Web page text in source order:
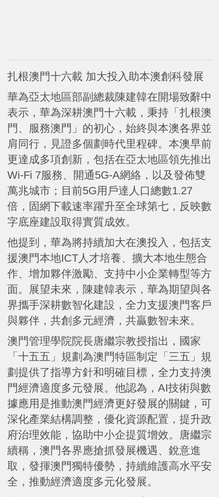
扎根澳門十六載 加大投入助本澳創科發展
華為亞太地區部副總裁陳建韓在開場致辭中
表示，華為深耕澳門十六載，秉持「扎根澳
門、服務澳門」的初心，始終與本澳各界並
肩同行，見證多個劃時代里程碑。本澳早前
更達成多項創新，包括在亞太地區領先推出
Wi-Fi 7服務、開通5G-A網絡，以及發佈雙
萬兆城市；目前5G用戶達人口總數1.27
倍，固網下載速率躍升至全球第七，反映數
字底座建設取得實質成效。
他提到，華為將持續加大在澳投入，包括支
援澳門本地ICT人才培養、擴大本地生態合
作、增加夥伴激勵、支持中小企業轉型等方
面。展望未來，陳建韓表示，華為期望與各
界攜手深耕數智化建設，全力支援澳門客戶
與夥伴，共創多元經濟，共贏數智未來。
澳門管理學院院長唐繼宗教授指出，國家
「十五五」規劃為澳門特區制定「三五」規
劃提供了指導方針和明確目標，全力支持澳
門經濟適度多元發展。他認為，AI技術與數
據應用是推動澳門經濟更好發展的關鍵，可
深化產業結構調整，優化資源配置，提升政
府治理效能，協助中小企提質增效。唐繼宗
續稱，澳門各界應搶抓發展機遇、銳意進
取，發揮澳門獨特優勢，持續維護高水平安
全，推動經濟適度多元化發展。